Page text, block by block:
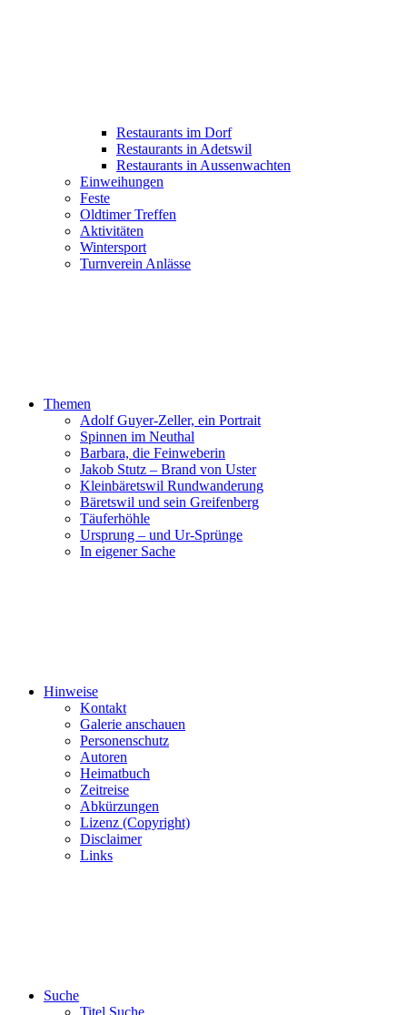
Restaurants im Dorf
Restaurants in Adetswil
Restaurants in Aussenwachten
Einweihungen
Feste
Oldtimer Treffen
Aktivitäten
Wintersport
Turnverein Anlässe
Themen
Adolf Guyer-Zeller, ein Portrait
Spinnen im Neuthal
Barbara, die Feinweberin
Jakob Stutz – Brand von Uster
Kleinbäretswil Rundwanderung
Bäretswil und sein Greifenberg
Täuferhöhle
Ursprung – und Ur-Sprünge
In eigener Sache
Hinweise
Kontakt
Galerie anschauen
Personenschutz
Autoren
Heimatbuch
Zeitreise
Abkürzungen
Lizenz (Copyright)
Disclaimer
Links
Suche
Titel Suche